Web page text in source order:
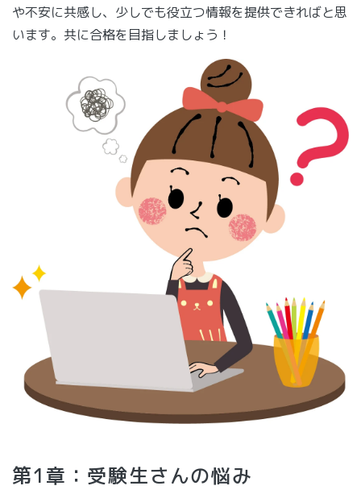
や不安に共感し、少しでも役立つ情報を提供できればと思
います。共に合格を目指しましょう！
第1章：受験生さんの悩み